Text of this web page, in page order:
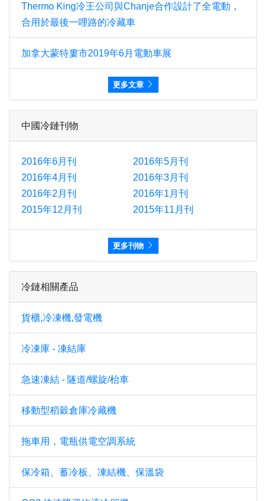
Thermo King冷王公司與Chanje合作設計了全電動，
合用於最後一哩路的冷藏車
加拿大蒙特婁市2019年6月電動車展
更多文章
中國冷鏈刊物
2016年6月刊
2016年5月刊
2016年4月刊
2016年3月刊
2016年2月刊
2016年1月刊
2015年12月刊
2015年11月刊
更多刊物
冷鏈相關產品
貨櫃,冷凍機,發電機
冷凍庫 - 凍結庫
急速凍結 - 隧道/螺旋/枱車
移動型稻穀倉庫冷藏機
拖車用，電瓶供電空調系統
保冷箱、蓄冷板、凍結機、保溫袋